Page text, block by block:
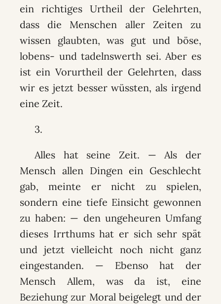
ein richtiges Urtheil der Gelehrten,
dass die Menschen aller Zeiten zu
wissen glaubten, was gut und böse,
lobens- und tadelnswerth sei. Aber es
ist ein Vorurtheil der Gelehrten, dass
wir es jetzt besser wüssten, als irgend
eine Zeit.
3.
Alles hat seine Zeit. — Als der
Mensch allen Dingen ein Geschlecht
gab, meinte er nicht zu spielen,
sondern eine tiefe Einsicht gewonnen
zu haben: — den ungeheuren Umfang
dieses Irrthums hat er sich sehr spät
und jetzt vielleicht noch nicht ganz
eingestanden. — Ebenso hat der
Mensch Allem, was da ist, eine
Beziehung zur Moral beigelegt und der